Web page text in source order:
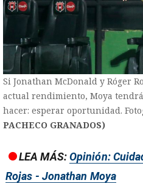
Si Jonathan McDonald y Róger
actual rendimiento, Moya
hacer: esperar oportunidad.
PACHECO GRANADOS)
LEA MÁS:Opinión:
Rojas - Jonathan Moya